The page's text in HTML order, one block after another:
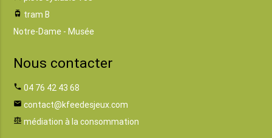
tram tram B
Notre-Dame - Musée
Nous contacter
phone 04 76 42 43 68
email contact@kfeedesjeux.com
balance médiation à la consommation